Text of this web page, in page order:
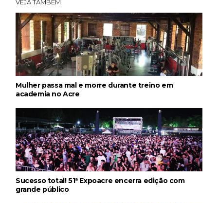
VEJA TAMBÉM
Mulher passa mal e morre durante treino em
academia no Acre
Sucesso total! 51ª Expoacre encerra edição com
grande público